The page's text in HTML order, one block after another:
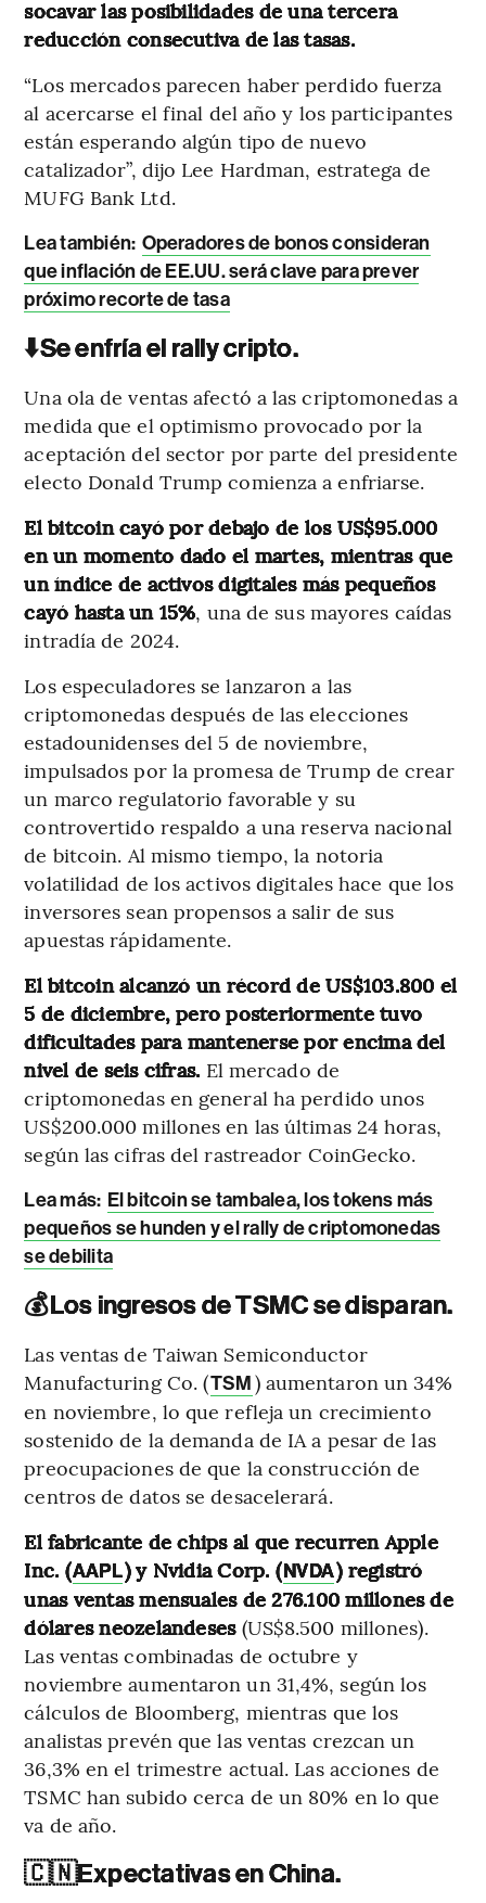
socavar las posibilidades de una tercera
reducción consecutiva de las tasas.
“Los mercados parecen haber perdido fuerza
al acercarse el final del año y los participantes
están esperando algún tipo de nuevo
catalizador”, dijo Lee Hardman, estratega de
MUFG Bank Ltd.
Lea también: Operadores de bonos consideran
que inflación de EE.UU. será clave para prever
próximo recorte de tasa
⬇️Se enfría el rally cripto.
Una ola de ventas afectó a las criptomonedas a
medida que el optimismo provocado por la
aceptación del sector por parte del presidente
electo Donald Trump comienza a enfriarse.
El bitcoin cayó por debajo de los US$95.000
en un momento dado el martes, mientras que
un índice de activos digitales más pequeños
cayó hasta un 15%, una de sus mayores caídas
intradía de 2024.
Los especuladores se lanzaron a las
criptomonedas después de las elecciones
estadounidenses del 5 de noviembre,
impulsados por la promesa de Trump de crear
un marco regulatorio favorable y su
controvertido respaldo a una reserva nacional
de bitcoin. Al mismo tiempo, la notoria
volatilidad de los activos digitales hace que los
inversores sean propensos a salir de sus
apuestas rápidamente.
El bitcoin alcanzó un récord de US$103.800 el
5 de diciembre, pero posteriormente tuvo
dificultades para mantenerse por encima del
nivel de seis cifras. El mercado de
criptomonedas en general ha perdido unos
US$200.000 millones en las últimas 24 horas,
según las cifras del rastreador CoinGecko.
Lea más: El bitcoin se tambalea, los tokens más
pequeños se hunden y el rally de criptomonedas
se debilita
💰Los ingresos de TSMC se disparan.
Las ventas de Taiwan Semiconductor
Manufacturing Co. (TSM) aumentaron un 34%
en noviembre, lo que refleja un crecimiento
sostenido de la demanda de IA a pesar de las
preocupaciones de que la construcción de
centros de datos se desacelerará.
El fabricante de chips al que recurren Apple
Inc. (AAPL) y Nvidia Corp. (NVDA) registró
unas ventas mensuales de 276.100 millones de
dólares neozelandeses (US$8.500 millones).
Las ventas combinadas de octubre y
noviembre aumentaron un 31,4%, según los
cálculos de Bloomberg, mientras que los
analistas prevén que las ventas crezcan un
36,3% en el trimestre actual. Las acciones de
TSMC han subido cerca de un 80% en lo que
va de año.
🇨🇳Expectativas en China.